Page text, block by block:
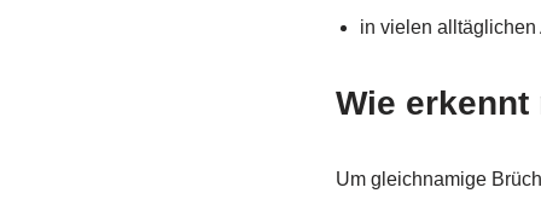
in vielen
Wie
Um gleichnamige